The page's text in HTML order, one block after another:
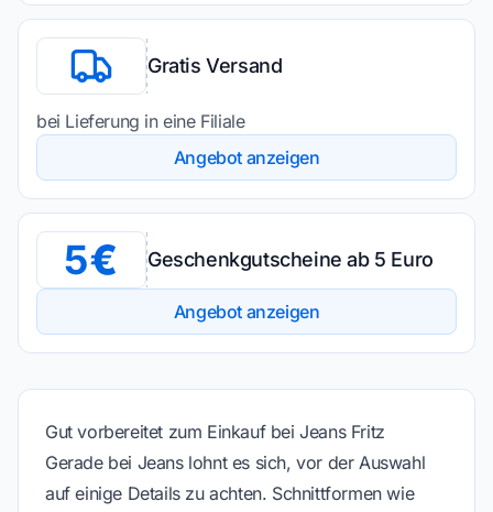
Gratis Versand
bei Lieferung in eine Filiale
Angebot anzeigen
5 Geschenkgutscheine ab 5 Euro
Angebot anzeigen
Gut vorbereitet zum Einkauf bei Jeans Fritz
Gerade bei Jeans lohnt es sich, vor der Auswahl
auf einige Details zu achten. Schnittformen wie